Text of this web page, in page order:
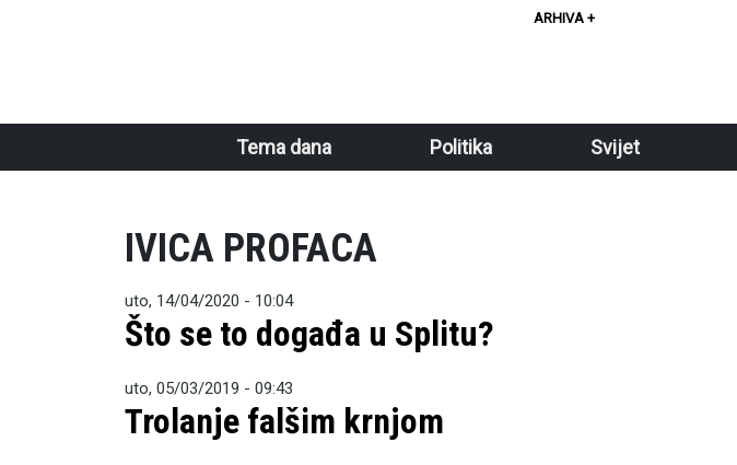
ARHIVA +
Tema dana Politika Svijet
IVICA PROFACA
uto, 14/04/2020 - 10:04
Što se to događa u Splitu?
uto, 05/03/2019 - 09:43
Trolanje falšim krnjom